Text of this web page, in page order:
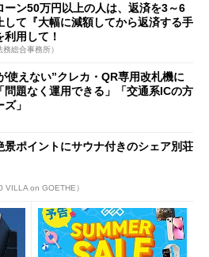
開催
ーン50万円以上の人は、返済を3～6
して『大幅に減額してから返済する手
利用して！
総合事務所）
使えない”クレカ・QR専用改札機に
題なく運用できる」「交通系ICの方
」
景ポイントにサウナ付きのシェア別荘
VILLA on GOETHE）